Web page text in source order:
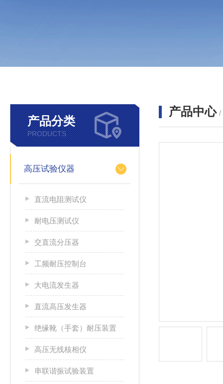
产品分类
PRODUCTS
高压试验仪器
直流电阻测试仪
耐电压测试仪
交直流分压器
工频耐压控制台
大电流发生器
直流高压发生器
绝缘靴（手套）耐压装置
高压无线核相仪
串联谐振试验装置
产品中心 /